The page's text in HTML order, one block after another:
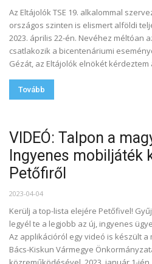
Az Eltájolók TSE 19. alkalommal
országos szinten is elismert alföldi
2023. április 22-én. Nevéhez méltóan
csatlakozik a bicentenáriumi
Gézát, az Eltájolók elnökét kérdeztem
Tovább
VIDEÓ: Talpon a
Ingyenes mobiljáték
Petőfiről
2023-04-04
Kerülj a top-lista elejére Petőfivel!
legyél te a legjobb az új, ingyenes
Az applikációról egy videó is készült a
Bács-Kiskun Vármegye